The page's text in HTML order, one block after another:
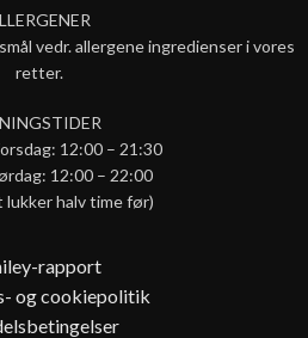
vedr. allergene ingredienser i vores
retter.
12:00 – 21:30
12:00 – 22:00
halv time før)
rapport
og cookiepolitik